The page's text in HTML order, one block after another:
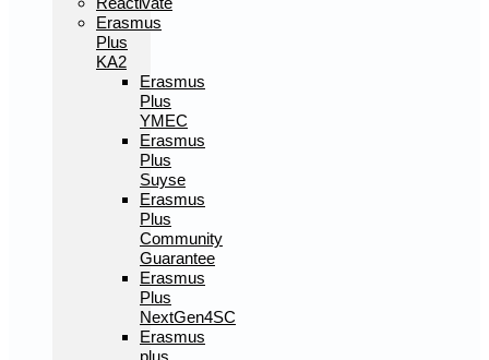
Erasmus
Plus
KA2
Erasmus
Plus
YMEC
Erasmus
Plus
Suyse
Erasmus
Plus
Community
Guarantee
Erasmus
Plus
NextGen4SC
Erasmus
plus